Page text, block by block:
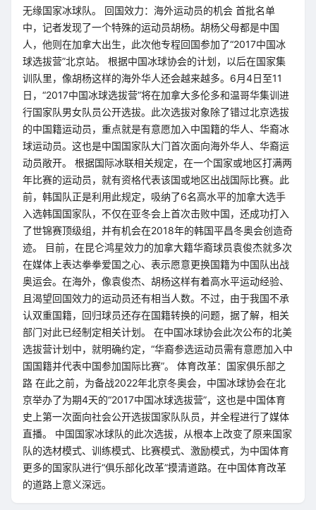
无缘国家冰球队。 回国效力：海外运动员的机会 首批名单
中，记者发现了一个特殊的运动员胡杨。胡杨父母都是中国
人，他则在加拿大出生，此次他专程回国参加了“2017中国冰
球选拔营”北京站。 根据中国冰球协会的计划，以后在国家集
训队里，像胡杨这样的海外华人还会越来越多。6月4日至11
日，“2017中国冰球选拔营”将在加拿大多伦多和温哥华集训进
行国家队男女队员公开选拔。此次选拔对象除了错过北京选拔
的中国籍运动员，重点就是有意愿加入中国籍的华人、华裔冰
球运动员。这也是中国国家队大门首次面向海外华人、华裔运
动员敞开。 根据国际冰联相关规定，在一个国家或地区打满两
年比赛的运动员，就有资格代表该国或地区出战国际比赛。此
前，韩国队正是利用此规定，吸纳了6名高水平的加拿大选手
入选韩国国家队，不仅在亚冬会上首次击败中国，还成功打入
了世锦赛顶级组，并有机会在2018年的韩国平昌冬奥会创造奇
迹。 目前，在昆仑鸿星效力的加拿大籍华裔球员袁俊杰就多次
在媒体上表达拳拳爱国之心、表示愿意更换国籍为中国队出战
奥运会。在海外，像袁俊杰、胡杨这样有着高水平运动经验、
且渴望回国效力的运动员还有相当人数。不过，由于我国不承
认双重国籍，回归球员还存在国籍转换的问题，据了解，相关
部门对此已经制定相关计划。 在中国冰球协会此次公布的北美
选拔营计划中，就明确约定，“华裔参选运动员需有意愿加入中
国国籍并代表中国参加国际比赛”。 体育改革：国家俱乐部之
路 在此之前，为备战2022年北京冬奥会，中国冰球协会在北
京举办了为期4天的“2017中国冰球选拔营”，这也是中国体育
史上第一次面向社会公开选拔国家队队员，并全程进行了媒体
直播。 中国国家冰球队的此次选拔，从根本上改变了原来国家
队的选材模式、训练模式、比赛模式、激励模式，为中国体育
更多的国家队进行“俱乐部化改革”摸清道路。在中国体育改革
的道路上意义深远。